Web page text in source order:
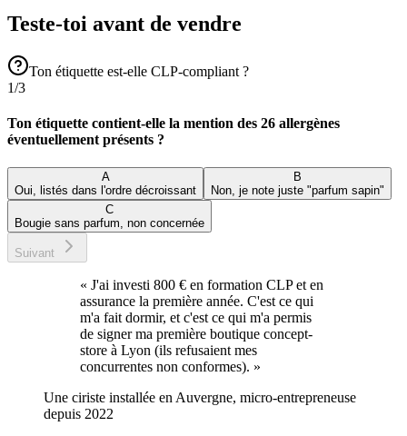
Teste-toi avant de vendre
Ton étiquette est-elle CLP-compliant ?
1/3
Ton étiquette contient-elle la mention des 26 allergènes
éventuellement présents ?
A
Oui, listés dans l'ordre décroissant
B
Non, je note juste "parfum sapin"
C
Bougie sans parfum, non concernée
Suivant
« J'ai investi 800 € en formation CLP et en
assurance la première année. C'est ce qui
m'a fait dormir, et c'est ce qui m'a permis
de signer ma première boutique concept-
store à Lyon (ils refusaient mes
concurrentes non conformes). »
Une ciriste installée en Auvergne, micro-entrepreneuse
depuis 2022